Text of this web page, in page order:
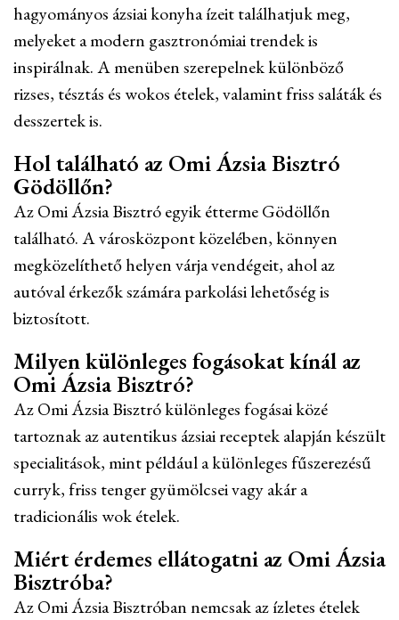
hagyományos ázsiai konyha ízeit találhatjuk meg,
melyeket a modern gasztronómiai trendek is
inspirálnak. A menüben szerepelnek különböző
rizses, tésztás és wokos ételek, valamint friss saláták és
desszertek is.
Hol található az Omi Ázsia Bisztró
Gödöllőn?
Az Omi Ázsia Bisztró egyik étterme Gödöllőn
található. A városközpont közelében, könnyen
megközelíthető helyen várja vendégeit, ahol az
autóval érkezők számára parkolási lehetőség is
biztosított.
Milyen különleges fogásokat kínál az
Omi Ázsia Bisztró?
Az Omi Ázsia Bisztró különleges fogásai közé
tartoznak az autentikus ázsiai receptek alapján készült
specialitások, mint például a különleges fűszerezésű
curryk, friss tenger gyümölcsei vagy akár a
tradicionális wok ételek.
Miért érdemes ellátogatni az Omi Ázsia
Bisztróba?
Az Omi Ázsia Bisztróban nemcsak az ízletes ételek